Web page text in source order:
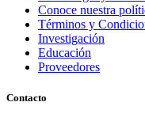
Conoce nuestra
Términos y
Investigación
Educación
Proveedores
Contacto